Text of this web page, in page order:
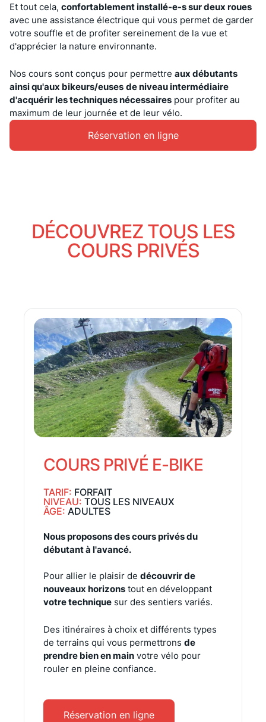
Et tout cela, confortablement installé-e-s sur deux roues
avec une assistance électrique qui vous permet de garder
votre souffle et de profiter sereinement de la vue et
d'apprécier la nature environnante.
Nos cours sont conçus pour permettre aux débutants
ainsi qu'aux bikeurs/euses de niveau intermédiaire
d'acquérir les techniques nécessaires pour profiter au
maximum de leur journée et de leur vélo.
Réservation en ligne
DÉCOUVREZ TOUS LES
COURS PRIVÉS
COURS PRIVÉ E-BIKE
TARIF: FORFAIT
NIVEAU: TOUS LES NIVEAUX
ÂGE: ADULTES
Nous proposons des cours privés du
débutant à l'avancé.
Pour allier le plaisir de découvrir de
nouveaux horizons tout en développant
votre technique sur des sentiers variés.
Des itinéraires à choix et différents types
de terrains qui vous permettrons de
prendre bien en main votre vélo pour
rouler en pleine confiance.
Réservation en ligne